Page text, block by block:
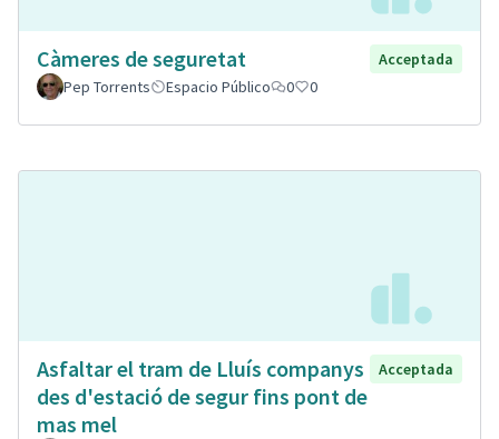
Càmeres de seguretat
Acceptada
Pep Torrents
Espacio Público 0 0
Asfaltar el tram de Lluís companys
des d'estació de segur fins pont de
mas mel
Acceptada